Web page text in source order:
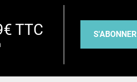
TTC S'ABONNER